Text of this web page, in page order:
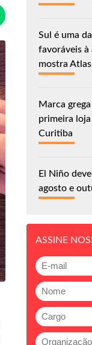
Sul é uma
favoráveis à
mostra
Marca
primeira
Curitiba
El Niño
agosto e
ASSINE